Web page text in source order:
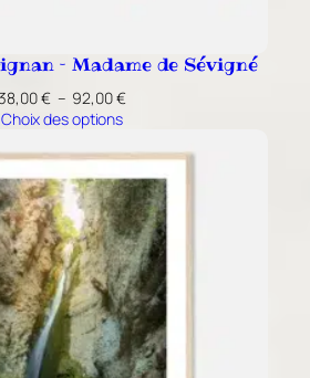
– Madame de Sévigné
€ – 92,00€Plage
38,00 €
à
92,00 €
Choix des options